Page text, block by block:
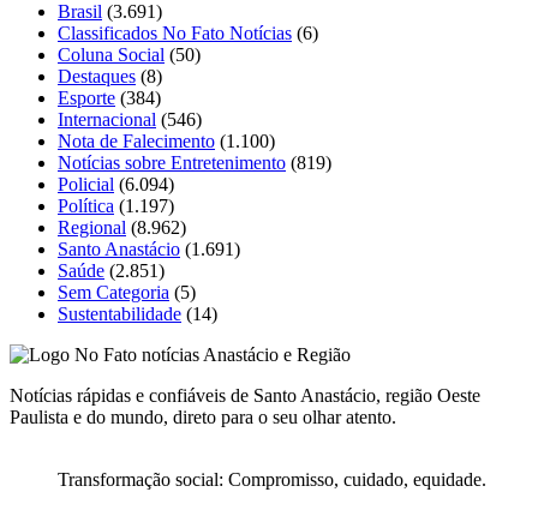
Brasil (3.691)
Classificados No Fato Notícias (6)
Coluna Social (50)
Destaques (8)
Esporte (384)
Internacional (546)
Nota de Falecimento (1.100)
Notícias sobre Entretenimento (819)
Policial (6.094)
Política (1.197)
Regional (8.962)
Santo Anastácio (1.691)
Saúde (2.851)
Sem Categoria (5)
Sustentabilidade (14)
Notícias rápidas e confiáveis de Santo Anastácio, região Oeste
Paulista e do mundo, direto para o seu olhar atento.
Transformação social: Compromisso, cuidado, equidade.